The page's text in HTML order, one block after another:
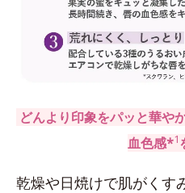
どんより印象をパッと華や
血色感*1
乾燥や日焼けで肌がくす